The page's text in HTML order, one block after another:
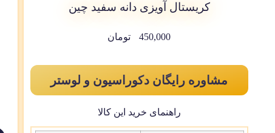
کریستال آویزی دانه سفید چین
450,000 تومان
مشاوره رایگان دکوراسیون و لوستر
راهنمای خرید این کالا